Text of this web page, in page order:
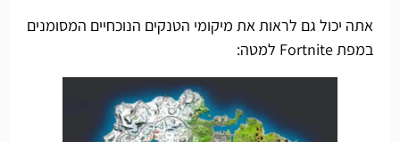
אתה יכול גם לראות את מיקומי הטנקים הנוכחיים המסומנים
במפת Fortnite למטה: